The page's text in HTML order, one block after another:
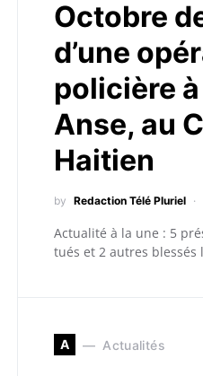
Octobre
d’une
policière
Anse, au
Haitien
by Redaction Télé Pluriel
Actualité à la une : 5
tués et 2 autres
A Actualités